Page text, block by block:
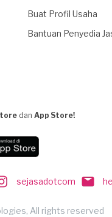
Buat Profil Usaha
Bantuan Penyedia
dan App Store!
sejasadotcom
All rights reserved